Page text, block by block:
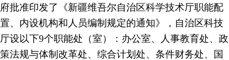
府批准印发了《新疆维吾尔自治区科学技术厅职能配
置、内设机构和人员编制规定的通知》，自治区科技
厅设以下9个职能处（室）：办公室、人事教育处、政
策法规与体制改革处、综合计划处、条件财务处、国